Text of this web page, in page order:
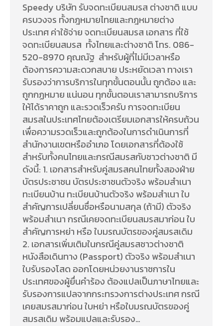
Speedy บริษัท รับจดทะเบียนสมรส ต่างชาติ แบบ
ครบวงจร ทั้งกฎหมายไทยและกฎหมายต่าง
ประเทศ ค่าใช้จ่าย จดทะเบียนสมรส เอกสาร ที่ใช้
จดทะเบียนสมรส ทั้งไทยและต่างชาติ โทร. 086-
520-8970 คุณณัฐ สำหรับผู้ที่ไม่มีเวลาหรือ
ต้องการความสะดวกสบาย ประหยัดเวลา ทางเรา
รับรองว่าการบริการในทุกขั้นตอนนั้น ถูกต้อง และ
ถูกกฏหมาย แน่นอน ทุกขั้นตอนเราสามารถบริการ
ให้ได้ราคาถูก และรวดเร็วครับ การจดทะเบียน
สมรสในประเทศไทยต้องเตรียมเอกสารให้ครบถ้วน
เพื่อความรวดเร็วและถูกต้องในการดำเนินการที่
สำนักงานเขตหรืออำเภอ โดยเอกสารที่ต้องใช้
สำหรับทั้งคนไทยและกรณีสมรสกับชาวต่างชาติ มี
ดังนี้: 1. เอกสารสำหรับคู่สมรสคนไทยทั้งสองฝ่าย
บัตรประชาชน บัตรประชาชนตัวจริง พร้อมสำเนา
ทะเบียนบ้าน ทะเบียนบ้านตัวจริง พร้อมสำเนา ใบ
สำคัญการเปลี่ยนชื่อหรือนามสกุล (ถ้ามี) ตัวจริง
พร้อมสำเนา กรณีเคยจดทะเบียนสมรสมาก่อน ใบ
สำคัญการหย่า หรือ ใบมรณบัตรของคู่สมรสเดิม
2. เอกสารเพิ่มเติมในกรณีคู่สมรสชาวต่างชาติ
หนังสือเดินทาง (Passport) ตัวจริง พร้อมสำเนา
ใบรับรองโสด ออกโดยหน่วยงานราชการใน
ประเทศของผู้ยื่นคำร้อง ต้องแปลเป็นภาษาไทยและ
รับรองการแปลจากกระทรวงการต่างประเทศ กรณี
เคยสมรสมาก่อน ใบหย่า หรือใบมรณบัตรของคู่
สมรสเดิม พร้อมแปลและรับรอง…